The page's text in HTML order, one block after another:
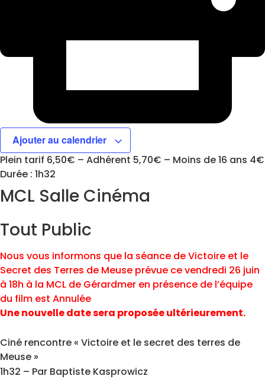
Ajouter au calendrier
Plein tarif 6,50€ – Adhérent 5,70€ – Moins de 16 ans 4€
Durée : 1h32
MCL Salle Cinéma
Tout Public
Nous vous informons que la séance de Victoire et le
Secret des Terres de Meuse prévue ce vendredi 26 juin
à 18h à la MCL de Gérardmer en présence de l’équipe
du film est Annulée
Une nouvelle date sera proposée ultérieurement.
Ciné rencontre « Victoire et le secret des terres de
Meuse »
1h32 – Par Baptiste Kasprowicz